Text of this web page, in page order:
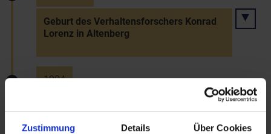
Zustimmung Details Über Cookies
Geburt des Verhaltensforschers Konrad
Lorenz in Altenberg
1904